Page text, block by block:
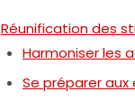
Réunification des
Harmoniser les
Se préparer